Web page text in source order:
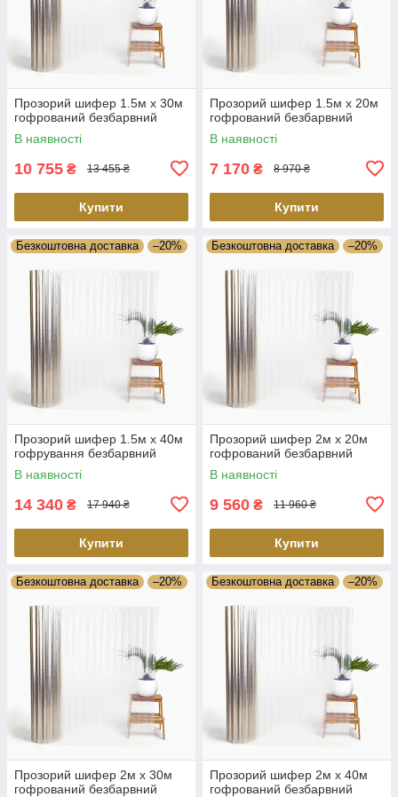
Прозорий шифер 1.5м х 30м
гофрований безбарвний
В наявності
10 755 ₴ 13 455 ₴
Купити
Прозорий шифер 1.5м х 20м
гофрований безбарвний
В наявності
7 170 ₴ 8 970 ₴
Купити
Безкоштовна доставка –20%
Прозорий шифер 1.5м х 40м
гофрування безбарвний
В наявності
14 340 ₴ 17 940 ₴
Купити
Безкоштовна доставка –20%
Прозорий шифер 2м х 20м
гофрований безбарвний
В наявності
9 560 ₴ 11 960 ₴
Купити
Безкоштовна доставка –20%
Прозорий шифер 2м х 30м
гофрований безбарвний
Безкоштовна доставка –20%
Прозорий шифер 2м х 40м
гофрований безбарвний